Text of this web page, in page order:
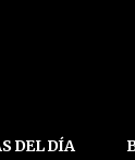
DEL DÍA